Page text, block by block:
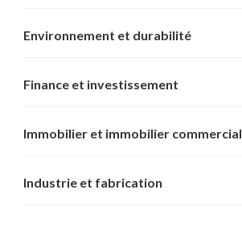
Environnement et durabilité
Finance et investissement
Immobilier et immobilier commercial
Industrie et fabrication